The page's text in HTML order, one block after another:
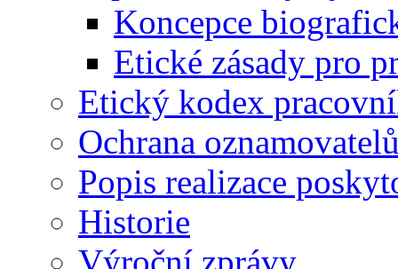
Koncepce
Etické zásady pro
Etický kodex
Ochrana
Popis realizace
Historie
Výroční zprávy